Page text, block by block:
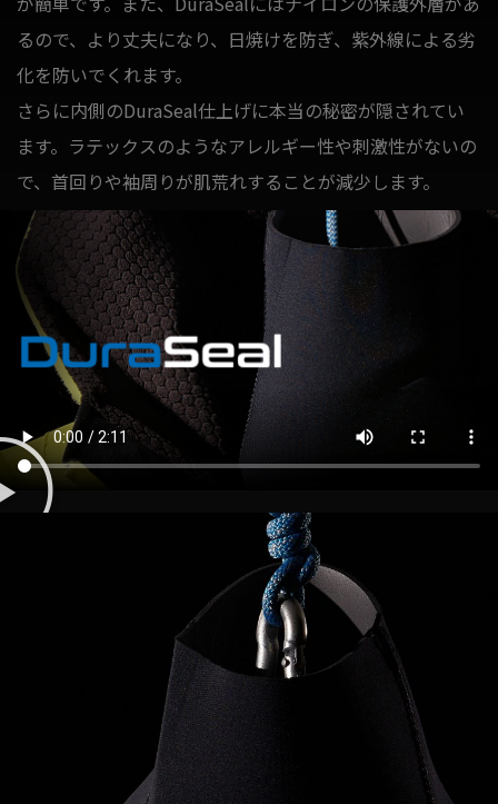
るので、より丈夫になり、日焼けを防ぎ、紫外線による劣
化を防いでくれます。
さらに内側のDuraSeal仕上げに本当の秘密が隠されてい
ます。ラテックスのようなアレルギー性や刺激性がないの
で、首回りや袖周りが肌荒れすることが減少します。